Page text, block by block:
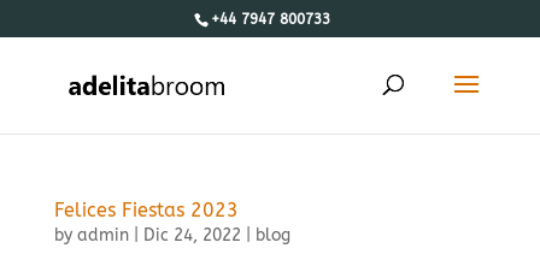
+44 7947 800733
Felices Fiestas 2023
by admin| Dic 24, 2022 blog